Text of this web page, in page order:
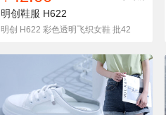
明创鞋服 H622
明创 H622 彩色透明飞织女鞋 批42